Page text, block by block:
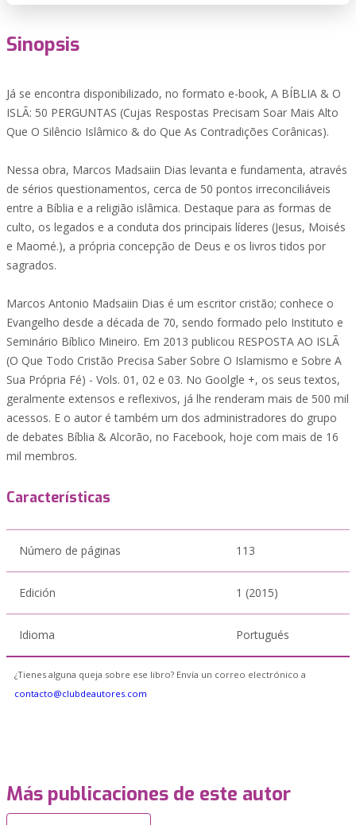
Sinopsis
Já se encontra disponibilizado, no formato e-book, A BÍBLIA & O
ISLÃ: 50 PERGUNTAS (Cujas Respostas Precisam Soar Mais Alto
Que O Silêncio Islâmico & do Que As Contradições Corânicas).
Nessa obra, Marcos Madsaiin Dias levanta e fundamenta, através
de sérios questionamentos, cerca de 50 pontos irreconciliáveis
entre a Bíblia e a religião islâmica. Destaque para as formas de
culto, os legados e a conduta dos principais líderes (Jesus, Moisés
e Maomé.), a própria concepção de Deus e os livros tidos por
sagrados.
Marcos Antonio Madsaiin Dias é um escritor cristão; conhece o
Evangelho desde a década de 70, sendo formado pelo Instituto e
Seminário Bíblico Mineiro. Em 2013 publicou RESPOSTA AO ISLÃ
(O Que Todo Cristão Precisa Saber Sobre O Islamismo e Sobre A
Sua Própria Fé) - Vols. 01, 02 e 03. No Goolgle +, os seus textos,
geralmente extensos e reflexivos, já lhe renderam mais de 500 mil
acessos. E o autor é também um dos administradores do grupo
de debates Bíblia & Alcorão, no Facebook, hoje com mais de 16
mil membros.
Características
Número de páginas 113
Edición 1 (2015)
Idioma Portugués
¿Tienes alguna queja sobre ese libro? Envía un correo electrónico a
contacto@clubdeautores.com
Más publicaciones de este autor